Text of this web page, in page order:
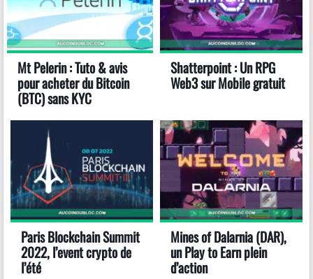
Mt Pelerin : Tuto & avis
pour acheter du Bitcoin
(BTC) sans KYC
Shatterpoint : Un RPG
Web3 sur Mobile gratuit
Paris Blockchain Summit
2022, l’event crypto de
l’été
Mines of Dalarnia (DAR),
un Play to Earn plein
d’action